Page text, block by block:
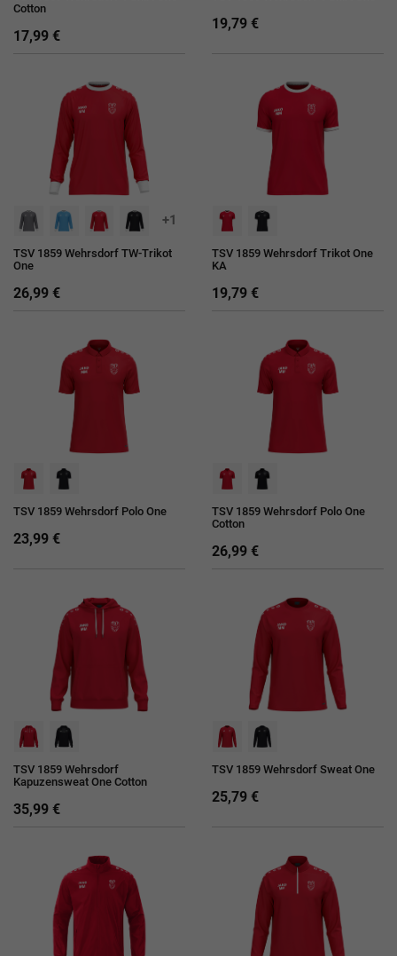
Cotton
17,99 €
19,79 €
+1
TSV 1859 Wehrsdorf TW-Trikot
One
26,99 €
TSV 1859 Wehrsdorf Trikot One
KA
19,79 €
TSV 1859 Wehrsdorf Polo One
23,99 €
TSV 1859 Wehrsdorf Polo One
Cotton
26,99 €
TSV 1859 Wehrsdorf
Kapuzensweat One Cotton
35,99 €
TSV 1859 Wehrsdorf Sweat One
25,79 €